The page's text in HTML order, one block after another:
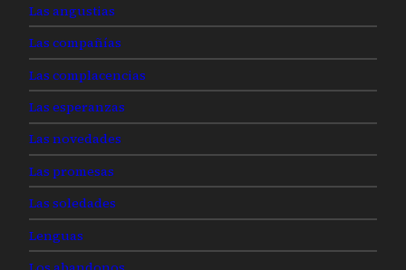
Las angustias
Las compañías
Las complacencias
Las esperanzas
Las novedades
Las promesas
Las soledades
Lenguas